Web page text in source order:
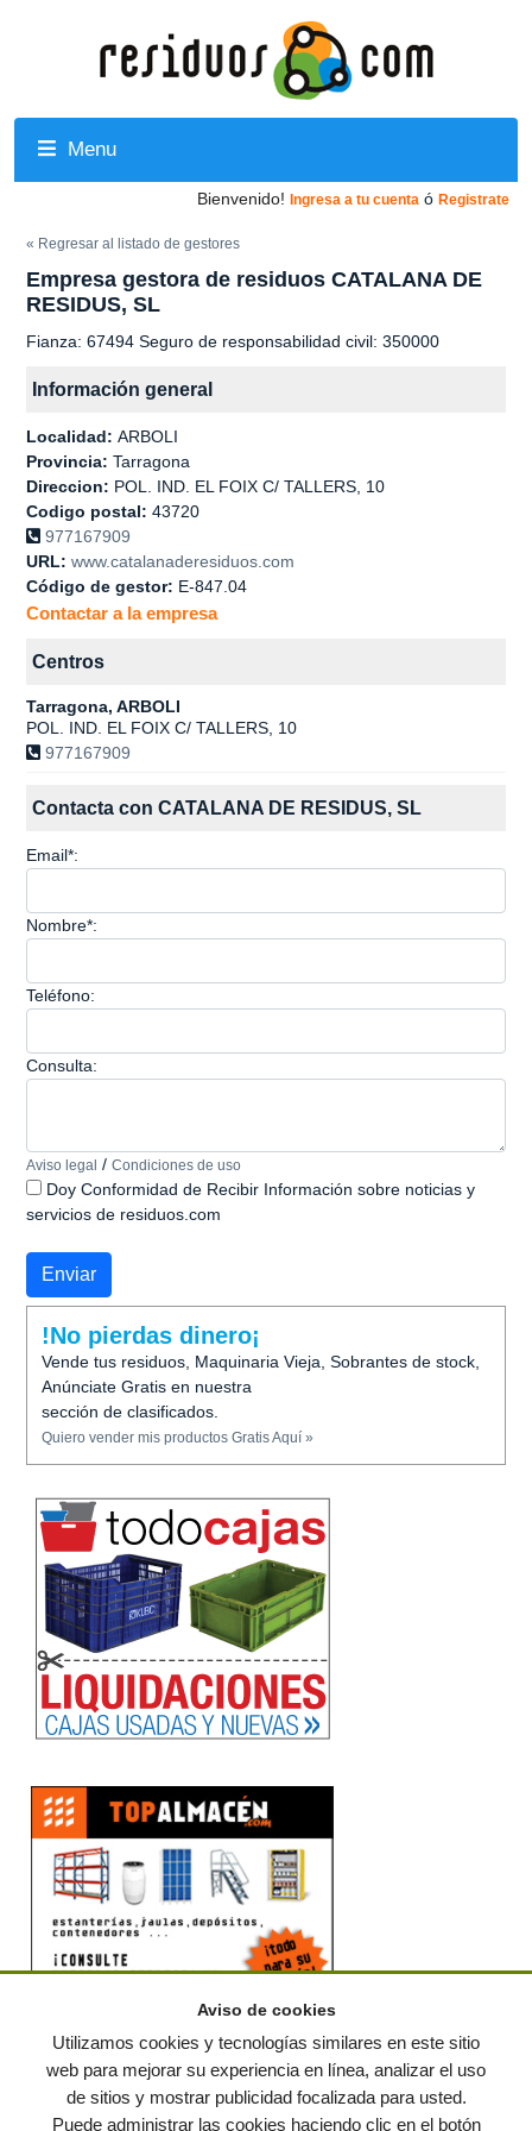
Menu
Bienvenido! Ingresa a tu cuenta ó Registrate
« Regresar al listado de gestores
Empresa gestora de residuos CATALANA DE
RESIDUS, SL
Fianza: 67494 Seguro de responsabilidad civil: 350000
Información general
Localidad: ARBOLI
Provincia: Tarragona
Direccion: POL. IND. EL FOIX C/ TALLERS, 10
Codigo postal: 43720
977167909
URL: www.catalanaderesiduos.com
Código de gestor: E-847.04
Contactar a la empresa
Centros
Tarragona, ARBOLI
POL. IND. EL FOIX C/ TALLERS, 10
977167909
Contacta con CATALANA DE RESIDUS, SL
Email*:
Nombre*:
Teléfono:
Consulta:
Aviso legal / Condiciones de uso
Doy Conformidad de Recibir Información sobre noticias y
servicios de residuos.com
!No pierdas dinero¡
Vende tus residuos, Maquinaria Vieja, Sobrantes de stock,
Anúnciate Gratis en nuestra
sección de clasificados.
Quiero vender mis productos Gratis Aquí »
© residuos.com - Todos los derechos reservados Política de privacidad
Aviso de cookies
Utilizamos cookies y tecnologías similares en este sitio
web para mejorar su experiencia en línea, analizar el uso
de sitios y mostrar publicidad focalizada para usted.
Puede administrar las cookies haciendo clic en el botón